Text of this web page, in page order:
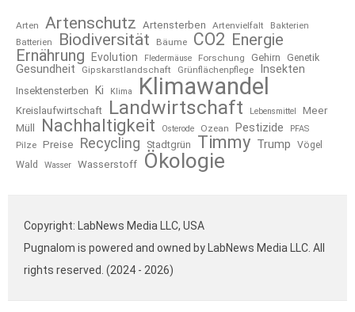
Arten Artenschutz Artensterben Artenvielfalt
Bakterien
Batterien
Biodiversität Bäume CO2 Energie
Ernährung
Evolution Fledermäuse Forschung Gehirn Genetik
Gesundheit Gipskarstlandschaft Grünflächenpflege Insekten
Insektensterben Ki Klima Klimawandel
Kreislaufwirtschaft Landwirtschaft Lebensmittel
Meer
Müll
Nachhaltigkeit Osterode Ozean Pestizide PFAS
Pilze Preise Recycling Stadtgrün Timmy Trump
Vögel
Wald
Wasser Wasserstoff Ökologie
Copyright: LabNews Media LLC, USA
Pugnalom is powered and owned by LabNews Media LLC. All
rights reserved. (2024 - 2026)